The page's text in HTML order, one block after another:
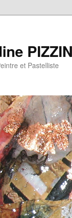
et Pastelliste